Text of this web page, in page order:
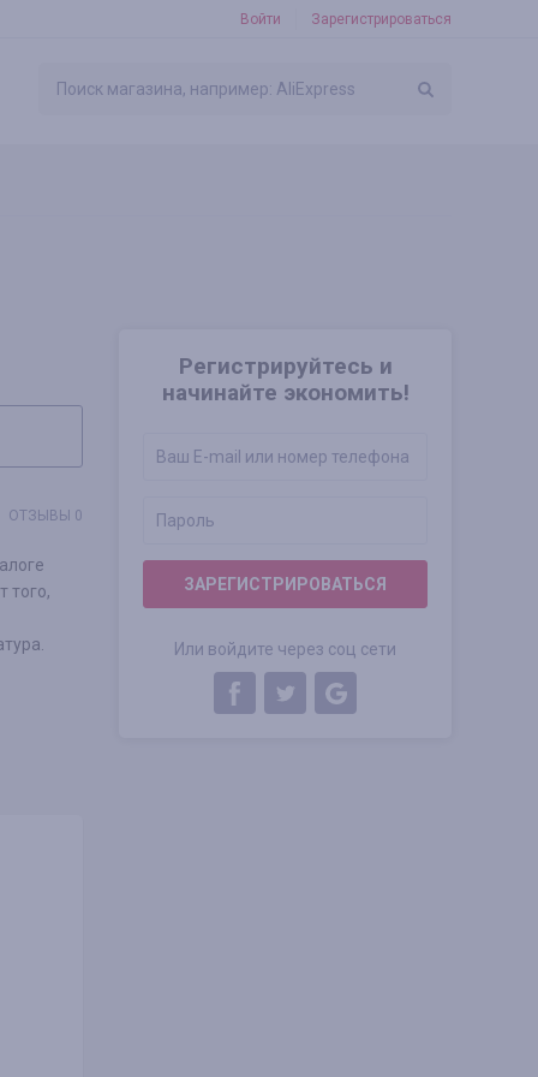
Войти Зарегистрироваться
Регистрируйтесь и
начинайте экономить!
ЗАРЕГИСТРИРОВАТЬСЯ
Или войдите через соц сети
ОТЗЫВЫ 0
того,